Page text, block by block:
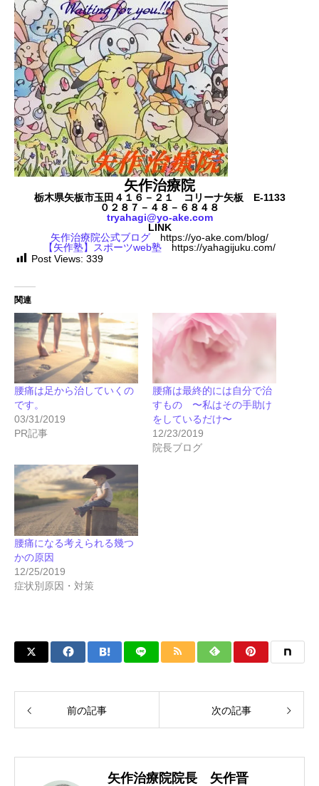
矢作治療院
栃木県矢板市玉田４１６－２１ コリーナ矢板 E-1133
０２８７－４８－６８４８
tryahagi@yo-ake.com
LINK
矢作治療院公式ブログ https://yo-ake.com/blog/
【矢作塾】スポーツweb塾 https://yahagijuku.com/
Post Views: 339
関連
腰痛は足から治していくの
です。
03/31/2019
PR記事
腰痛は最終的には自分で治
すもの 〜私はその手助け
をしているだけ〜
12/23/2019
院長ブログ
腰痛になる考えられる幾つ
かの原因
12/25/2019
症状別原因・対策
前の記事 次の記事
矢作治療院院長 矢作晋